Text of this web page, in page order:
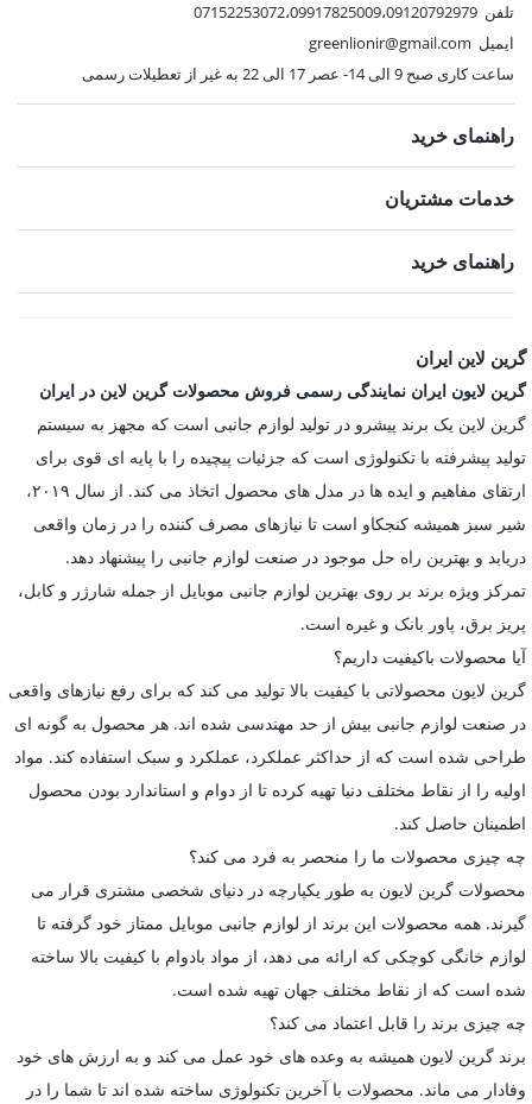
تلفن 07152253072،09917825009،09120792979
ایمیل greenlionir@gmail.com
ساعت کاری صبح 9 الی 14- عصر 17 الی 22 به غیر از تعطیلات رسمی
راهنمای خرید
خدمات مشتریان
راهنمای خرید
گرین لاین ایران
گرین لایون ایران نمایندگی رسمی فروش محصولات گرین لاین در ایران
گرین لاین یک برند پیشرو در تولید لوازم جانبی است که مجهز به سیستم
تولید پیشرفته با تکنولوژی است که جزئیات پیچیده را با پایه ای قوی برای
ارتقای مفاهیم و ایده ها در مدل های محصول اتخاذ می کند. از سال ۲۰۱۹،
شیر سبز همیشه کنجکاو است تا نیازهای مصرف کننده را در زمان واقعی
دریابد و بهترین راه حل موجود در صنعت لوازم جانبی را پیشنهاد دهد.
تمرکز ویژه برند بر روی بهترین لوازم جانبی موبایل از جمله شارژر و کابل،
پریز برق، پاور بانک و غیره است.
آیا محصولات باکیفیت داریم؟
گرین لایون محصولاتی با کیفیت بالا تولید می کند که برای رفع نیازهای واقعی
در صنعت لوازم جانبی بیش از حد مهندسی شده اند. هر محصول به گونه ای
طراحی شده است که از حداکثر عملکرد، عملکرد و سبک استفاده کند. مواد
اولیه را از نقاط مختلف دنیا تهیه کرده تا از دوام و استاندارد بودن محصول
اطمینان حاصل کند.
چه چیزی محصولات ما را منحصر به فرد می کند؟
محصولات گرین لایون به طور یکپارچه در دنیای شخصی مشتری قرار می
گیرند. همه محصولات این برند از لوازم جانبی موبایل ممتاز خود گرفته تا
لوازم خانگی کوچکی که ارائه می دهد، از مواد بادوام با کیفیت بالا ساخته
شده است که از نقاط مختلف جهان تهیه شده است.
چه چیزی برند را قابل اعتماد می کند؟
برند گرین لایون همیشه به وعده های خود عمل می کند و به ارزش های خود
وفادار می ماند. محصولات با آخرین تکنولوژی ساخته شده اند تا شما را در